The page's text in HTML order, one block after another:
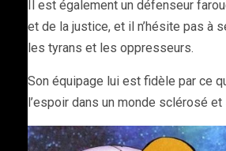
Il est également un défenseur
et de la justice, et il n’hésite pas à
les tyrans et les oppresseurs.
Son équipage lui est fidèle par ce
l’espoir dans un monde sclérosé et